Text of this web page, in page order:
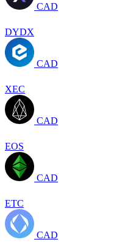
CAD
DYDX
CAD
XEC
CAD
EOS
CAD
ETC
CAD